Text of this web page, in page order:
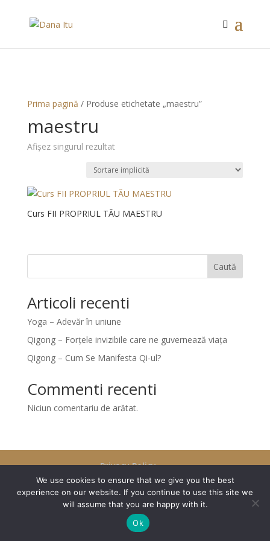
Prima pagină / Produse etichetate „maestru”
maestru
Afișez singurul rezultat
Curs FII PROPRIUL TĂU MAESTRU
Caută
Articoli recenti
Yoga – Adevăr în uniune
Qigong – Forțele invizibile care ne guvernează viața
Qigong – Cum Se Manifesta Qi-ul?
Commenti recenti
Niciun comentariu de arătat.
Privacy Policy
We use cookies to ensure that we give you the best
experience on our website. If you continue to use this site we
will assume that you are happy with it.
Ok